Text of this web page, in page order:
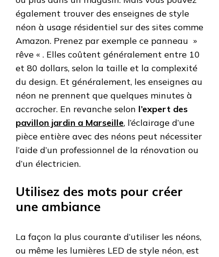
également trouver des enseignes de style
néon à usage résidentiel sur des sites comme
Amazon. Prenez par exemple ce panneau »
rêve « . Elles coûtent généralement entre 10
et 80 dollars, selon la taille et la complexité
du design. Et généralement, les enseignes au
néon ne prennent que quelques minutes à
accrocher. En revanche selon l’expert des
pavillon jardin a Marseille, l’éclairage d’une
pièce entière avec des néons peut nécessiter
l’aide d’un professionnel de la rénovation ou
d’un électricien.
Utilisez des mots pour créer
une ambiance
La façon la plus courante d’utiliser les néons,
ou même les lumières LED de style néon, est